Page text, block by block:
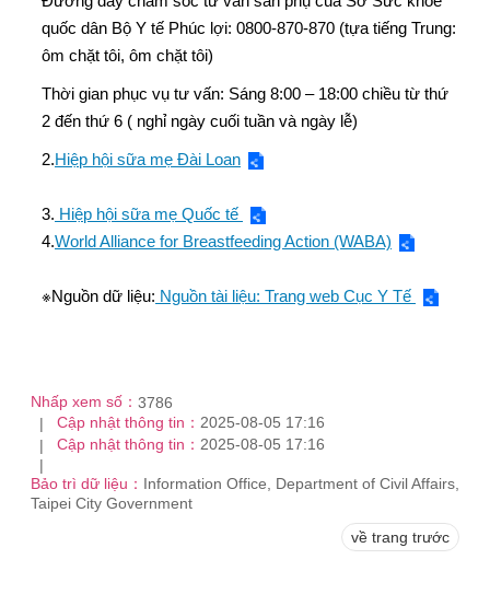
quốc dân Bộ Y tế Phúc lợi: 0800-870-870 (tựa tiếng Trung:
ôm chặt tôi, ôm chặt tôi)
Thời gian phục vụ tư vấn: Sáng 8:00 – 18:00 chiều từ thứ
2 đến thứ 6 ( nghỉ ngày cuối tuần và ngày lễ)
2.Hiệp hội sữa mẹ Đài Loan
3. Hiệp hội sữa mẹ Quốc tế
4.World Alliance for Breastfeeding Action (WABA)
※Nguồn dữ liệu: Nguồn tài liệu: Trang web Cục Y Tế
Nhấp xem số： 3786
Cập nhật thông tin： 2025-08-05 17:16
Cập nhật thông tin： 2025-08-05 17:16
Bảo trì dữ liệu： Information Office, Department of Civil Affairs,
Taipei City Government
về trang trước